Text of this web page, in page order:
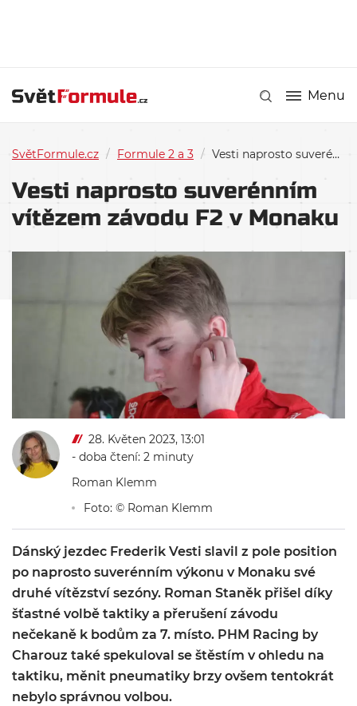
Menu
SvětFormule.cz / Formule 2 a 3 / Vesti naprosto suverénním vítězem závodu F2 v Monaku
Vesti naprosto suverénním
vítězem závodu F2 v Monaku
28. Květen 2023, 13:01
- doba čtení: 2 minuty
Roman Klemm
Foto: © Roman Klemm
Dánský jezdec Frederik Vesti slavil z pole position
po naprosto suverénním výkonu v Monaku své
druhé vítězství sezóny. Roman Staněk přišel díky
šťastné volbě taktiky a přerušení závodu
nečekaně k bodům za 7. místo. PHM Racing by
Charouz také spekuloval se štěstím v ohledu na
taktiku, měnit pneumatiky brzy ovšem tentokrát
nebylo správnou volbou.